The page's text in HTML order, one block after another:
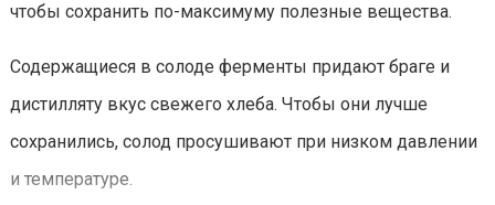
чтобы сохранить по-максимуму полезные вещества.
Содержащиеся в солоде ферменты придают браге и
дистилляту вкус свежего хлеба. Чтобы они лучше
сохранились, солод просушивают при низком давлении
и температуре.